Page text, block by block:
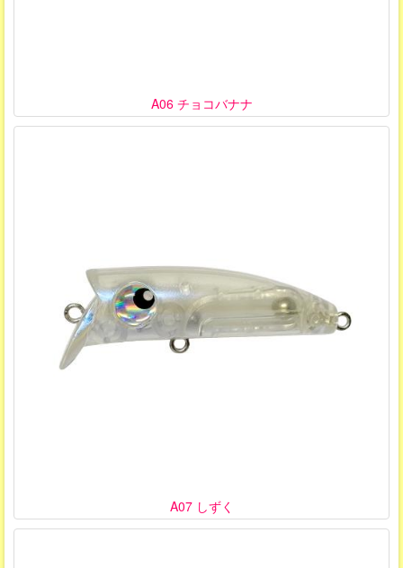
A06 チョコバナナ
A07 しずく